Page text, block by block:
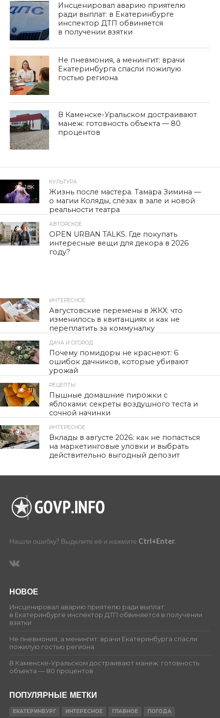
Инсценировал аварию приятелю
ради выплат: в Екатеринбурге
инспектор ДТП обвиняется
в получении взятки
Не пневмония, а менингит: врачи
Екатеринбурга спасли пожилую
гостью региона
В Каменске-Уральском достраивают
манеж: готовность объекта — 80
процентов
1.8K
КУЛЬТУРА
Жизнь после мастера. Тамара Зимина —
о магии Коляды, слёзах в зале и новой
реальности театра
1.5K
АВТОРСКОЕ
OPEN URBAN TALKS. Где покупать
интересные вещи для декора в 2026
году?
330
ИНТЕРЕСНОЕ
Августовские перемены в ЖКХ: что
изменилось в квитанциях и как не
переплатить за коммуналку
329
ДАЧА И ОГОРОД
Почему помидоры не краснеют: 6
ошибок дачников, которые убивают
урожай
311
РЕЦЕПТЫ
Пышные домашние пирожки с
яблоками: секреты воздушного теста и
сочной начинки
492
ИНТЕРЕСНОЕ
Вклады в августе 2026: как не попасться
на маркетинговые уловки и выбрать
действительно выгодный депозит
Нашли ошибку? Выделите её и нажмите Ctrl+Enter.
НОВОЕ
Инсценировал аварию приятелю ради выплат:
в Екатеринбурге инспектор ДТП обвиняется в получении
взятки
Не пневмония, а менингит: врачи Екатеринбурга спасли
пожилую гостью региона
В Каменске-Уральском достраивают манеж: готовность
объекта — 80 процентов
ПОПУЛЯРНЫЕ МЕТКИ
ЕКАТЕРИНБУРГ ИНТЕРЕСНОЕ ГЛАВНОЕ ПОГОДА